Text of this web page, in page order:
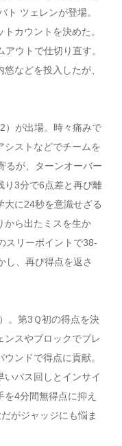
ト ツェレンが登場。
カウントを決めた。
ウトで仕切り直す。
などを投入したが、
）が出場。時々痛みで
シストなどでチームを
るが、ターンオーバー
り3分で6点差と再び離
大に24秒を意識せざる
から出たミスを生か
スリーポイントで38-
し、再び得点を返さ
。第3Ｑ初の得点を決
ンスやブロックでプレ
ンドで得点に貢献。
いパス回しとインサイ
を4分間無得点に抑え
がジャッジにも悩ま